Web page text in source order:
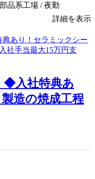
品系工場 / 夜勤
詳細を表示
◆入社特典あ
造の焼成工程